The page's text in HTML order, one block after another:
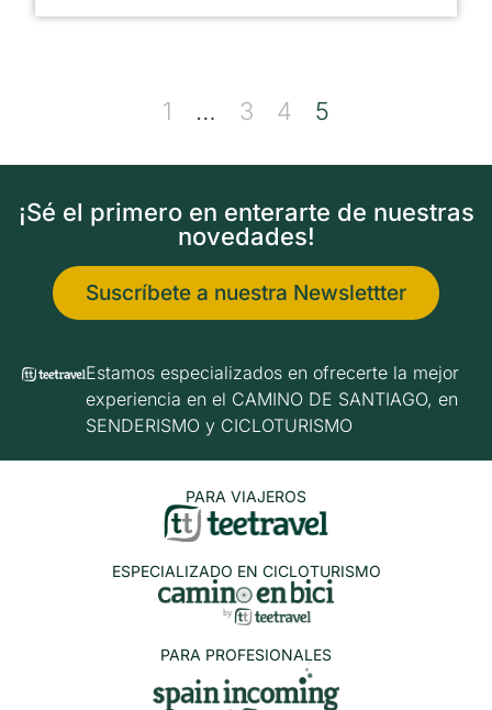
1 … 3 4 5
¡Sé el primero en enterarte de nuestras
novedades!
Suscríbete a nuestra Newslettter
Estamos especializados en ofrecerte la mejor
experiencia en el CAMINO DE SANTIAGO, en
SENDERISMO y CICLOTURISMO
PARA VIAJEROS
ESPECIALIZADO EN CICLOTURISMO
PARA PROFESIONALES